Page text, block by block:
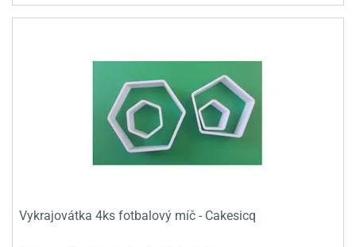
Vykrajovátka 4ks fotbalový míč - Cakesicq